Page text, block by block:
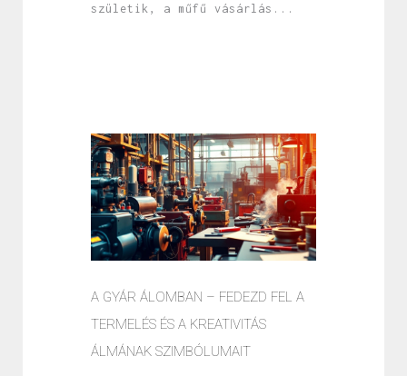
születik, a műfű vásárlás...
A GYÁR ÁLOMBAN – FEDEZD FEL A
TERMELÉS ÉS A KREATIVITÁS
ÁLMÁNAK SZIMBÓLUMAIT